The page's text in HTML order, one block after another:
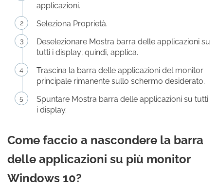
applicazioni.
Seleziona Proprietà.
Deselezionare Mostra barra delle applicazioni su
tutti i display; quindi, applica.
Trascina la barra delle applicazioni del monitor
principale rimanente sullo schermo desiderato.
Spuntare Mostra barra delle applicazioni su tutti
i display.
Come faccio a nascondere la barra
delle applicazioni su più monitor
Windows 10?